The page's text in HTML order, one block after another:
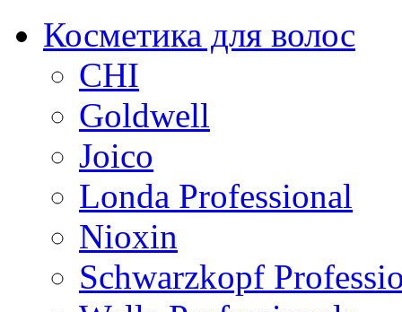
Косметика для волос
CHI
Goldwell
Joico
Londa Professional
Nioxin
Schwarzkopf